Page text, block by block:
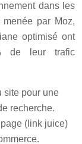
dans les
par Moz,
optimisé ont
de leur trafic
site pour une
recherche.
(link juice)